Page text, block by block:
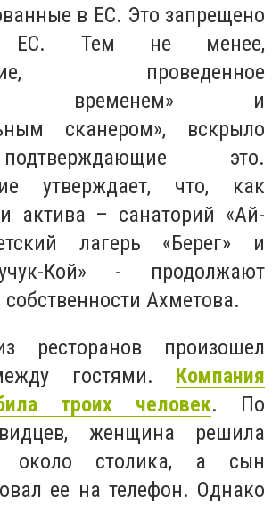
в ЕС. Это запрещено
ЕС. Тем не менее,
проведенное
временем» и
сканером», вскрыло
это.
утверждает, что, как
актива – санаторий «Ай-
лагерь «Берег» и
Кой» - продолжают
собственности Ахметова.
произошел
гостями. Компания
троих человек. По
женщина решила
около столика, а сын
ее на телефон. Однако